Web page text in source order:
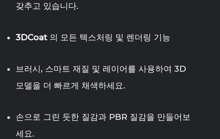
갖추고 있습니다.
3DCoat의 모든 텍스처링 및 렌더링 기능
브러시, 스마트 재질 및 레이어를 사용하여 3D
모델을 더 빠르게 채색하세요.
손으로 그린 ​​듯한 질감과 PBR 질감을 만들어보
세요.